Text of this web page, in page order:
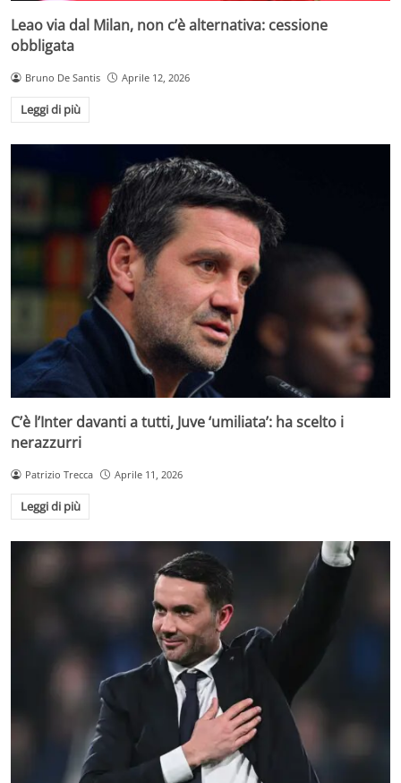
Leao via dal Milan, non c’è alternativa: cessione
obbligata
Bruno De Santis Aprile 12, 2026
Leggi di più
C’è l’Inter davanti a tutti, Juve ‘umiliata’: ha scelto i
nerazzurri
Patrizio Trecca Aprile 11, 2026
Leggi di più